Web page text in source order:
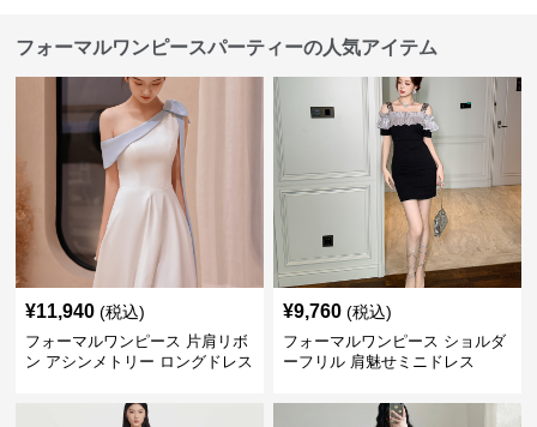
フォーマルワンピースパーティーの人気アイテム
¥11,940 (税込)
フォーマルワンピース 片肩リボ
ン アシンメトリー ロングドレス
¥9,760 (税込)
フォーマルワンピース ショルダ
ーフリル 肩魅せミニドレス